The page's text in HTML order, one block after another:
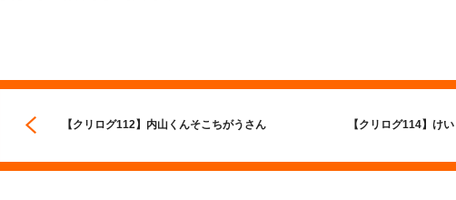
【クリログ112】内山くんそこちがうさん 【クリログ114】け